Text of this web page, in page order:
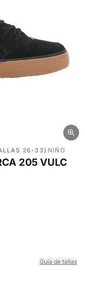
26-33)·NIÑO
205 VULC
Guía de tallas